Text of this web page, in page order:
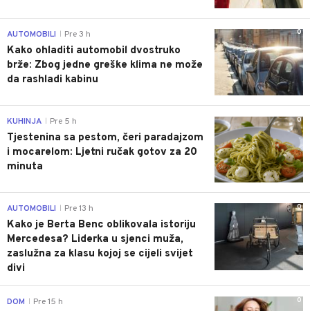
0
AUTOMOBILI Pre 3 h
Kako ohladiti automobil dvostruko
brže: Zbog jedne greške klima ne može
da rashladi kabinu
0
KUHINJA Pre 5 h
Tjestenina sa pestom, čeri paradajzom
i mocarelom: Ljetni ručak gotov za 20
minuta
0
AUTOMOBILI Pre 13 h
Kako je Berta Benc oblikovala istoriju
Mercedesa? Liderka u sjenci muža,
zaslužna za klasu kojoj se cijeli svijet
divi
0
DOM Pre 15 h